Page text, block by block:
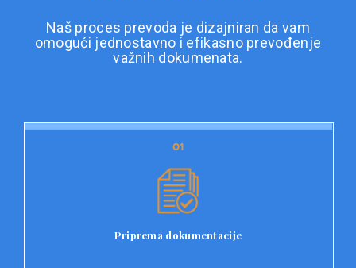
Naš proces prevoda je dizajniran da vam
omogući jednostavno i efikasno prevođenje
važnih dokumenata.
01
Priprema dokumentacije
01
Prvi korak u našem procesu prevoda je priprema
dokumentacije. Korisnici jednostavno učitavaju svoje
dokumenta, kao i specifične zahtjeve za prevod.